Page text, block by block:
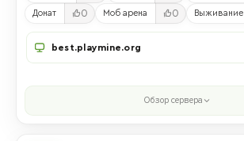
Донат 0 Моб арена 0 Выживание
best.playmine.org
Обзор сервера